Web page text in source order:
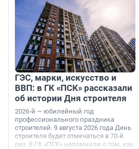
ГЭС, марки, искусство и
ВВП: в ГК «ПСК» рассказали
об истории Дня строителя
2026-й — юбилейный год
профессионального праздника
строителей. 9 августа 2026 года День
строителя будет отмечаться в 70-й
раз. В ГК «ПСК» напомнили о том, как